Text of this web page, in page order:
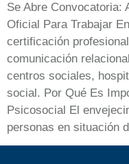
Se Abre Convocatoria:
Oficial Para Trabajar
certificación
comunicación
centros sociales,
social. Por Qué Es
Psicosocial El
personas en situación